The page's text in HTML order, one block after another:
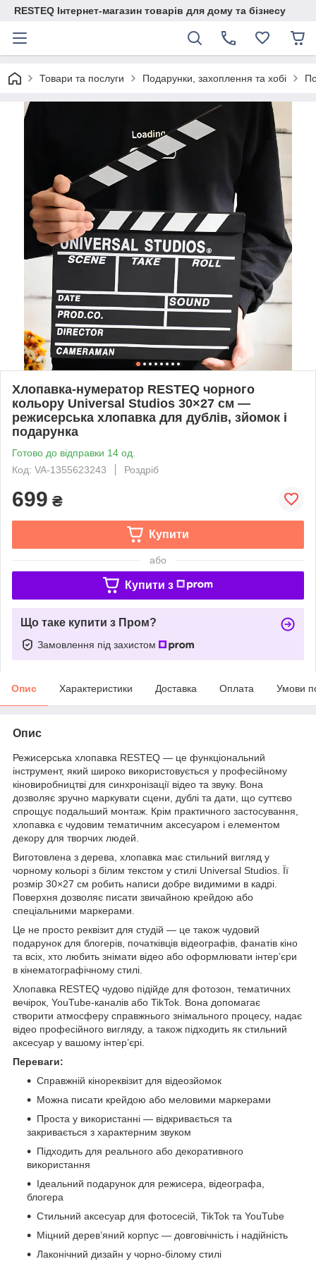
RESTEQ Інтернет-магазин товарів для дому та бізнесу
Товари та послуги Подарунки, захоплення та хобі
Хлопавка-нумератор RESTEQ чорного
кольору Universal Studios 30×27 см —
режисерська хлопавка для дублів, зйомок і
подарунка
Готово до відправки 14 од.
Код: VA-1355623243
Роздріб
699 ₴
Купити
або
Купити з
Що таке купити з Пром?
Замовлення під захистом
Опис Характеристики Доставка Оплата Умови
Опис
Режисерська хлопавка RESTEQ — це функціональний
інструмент, який широко використовується у професійному
кіновиробництві для синхронізації відео та звуку. Вона
дозволяє зручно маркувати сцени, дублі та дати, що суттєво
спрощує подальший монтаж. Крім практичного застосування,
хлопавка є чудовим тематичним аксесуаром і елементом
декору для творчих людей.
Виготовлена з дерева, хлопавка має стильний вигляд у
чорному кольорі з білим текстом у стилі Universal Studios. Її
розмір 30×27 см робить написи добре видимими в кадрі.
Поверхня дозволяє писати звичайною крейдою або
спеціальними маркерами.
Це не просто реквізит для студій — це також чудовий
подарунок для блогерів, початківців відеографів, фанатів кіно
та всіх, хто любить знімати відео або оформлювати інтер’єри
в кінематографічному стилі.
Хлопавка RESTEQ чудово підійде для фотозон, тематичних
вечірок, YouTube-каналів або TikTok. Вона допомагає
створити атмосферу справжнього знімального процесу, надає
відео професійного вигляду, а також підходить як стильний
аксесуар у вашому інтер’єрі.
Переваги:
Справжній кінореквізит для відеозйомок
Можна писати крейдою або меловими маркерами
Проста у використанні — відкривається та
закривається з характерним звуком
Підходить для реального або декоративного
використання
Ідеальний подарунок для режисера, відеографа,
блогера
Стильний аксесуар для фотосесій, TikTok та YouTube
Міцний дерев’яний корпус — довговічність і надійність
Лаконічний дизайн у чорно-білому стилі